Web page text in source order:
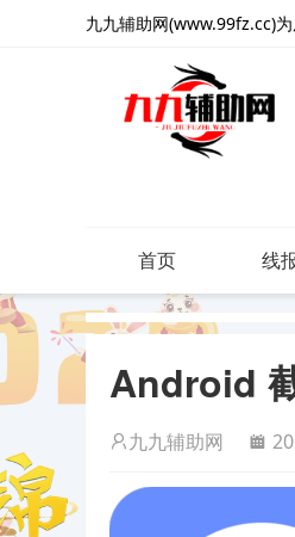
九九辅助网(www.99fz.cc)
首页 线
Android
九九辅助网